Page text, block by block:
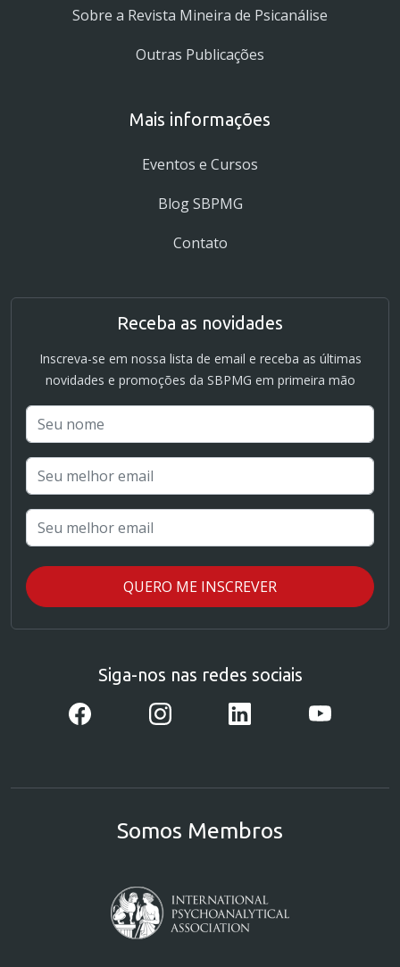
Sobre a Revista Mineira de Psicanálise
Outras Publicações
Mais informações
Eventos e Cursos
Blog SBPMG
Contato
Receba as novidades
Inscreva-se em nossa lista de email e receba as últimas
novidades e promoções da SBPMG em primeira mão
Siga-nos nas redes sociais
Somos Membros